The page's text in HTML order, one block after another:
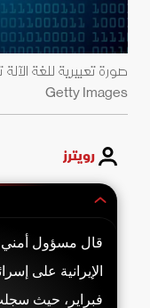
صورة تعبيرية للغة
Getty Images
رويترز
قال مسؤول أمني